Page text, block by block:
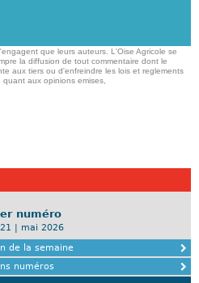
que leurs auteurs. L'Oise Agricole se
la diffusion de tout commentaire dont le
aux tiers ou d'enfreindre les lois et reglements
aux opinions emises,
numéro
| mai 2026
de la semaine
numéros